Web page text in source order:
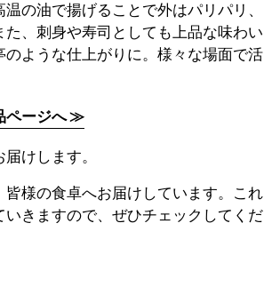
の油で揚げることで外はパリパリ、
、刺身や寿司としても上品な味わい
ような仕上がりに。様々な場面で活
ページへ ≫
けします。
様の食卓へお届けしています。これ
きますので、ぜひチェックしてくだ